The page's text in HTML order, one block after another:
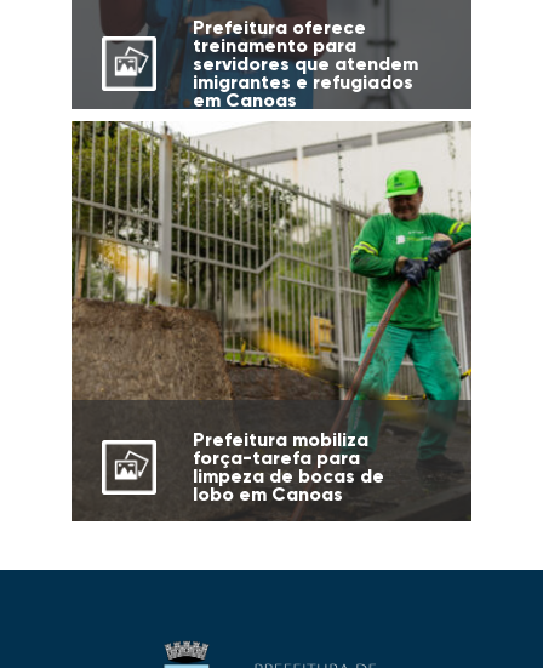
Prefeitura oferece
treinamento para
servidores que atendem
imigrantes e refugiados
em Canoas
Prefeitura mobiliza
força-tarefa para
limpeza de bocas de
lobo em Canoas